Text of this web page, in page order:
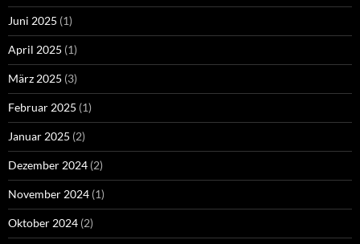
Juni 2025 (1)
April 2025 (1)
März 2025 (3)
Februar 2025 (1)
Januar 2025 (2)
Dezember 2024 (2)
November 2024 (1)
Oktober 2024 (2)